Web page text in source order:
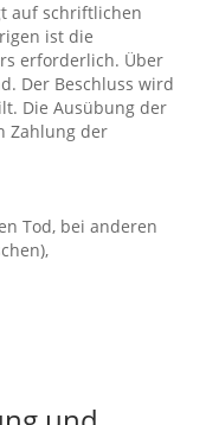
auf schriftlichen
ist die
erforderlich.‭ ‬Über
‬Der Beschluss wird
‬Die Ausübung der
Zahlung der
Tod,‭ ‬bei anderen